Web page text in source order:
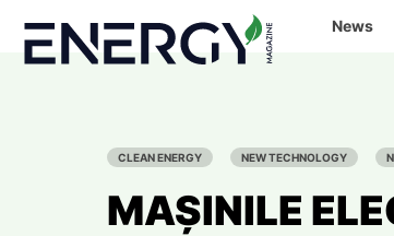
content
News
CLEAN ENERGY NEW TECHNOLOGY
MAȘINILE